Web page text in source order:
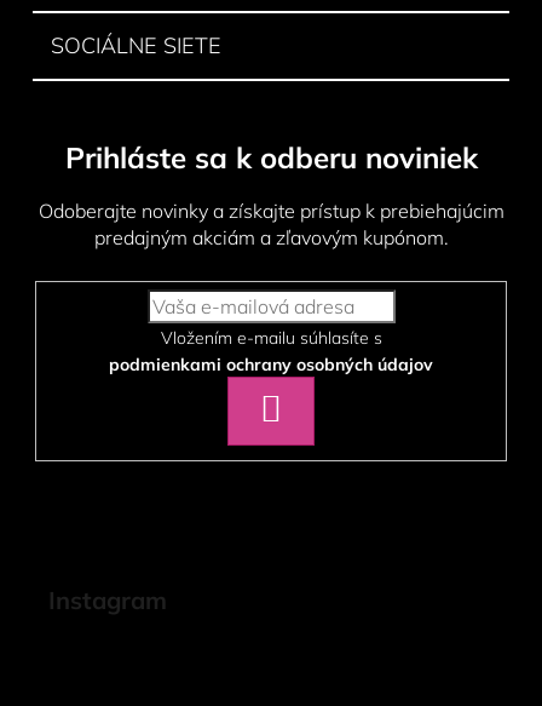
SOCIÁLNE SIETE
Prihláste sa k odberu noviniek
Odoberajte novinky a získajte prístup k prebiehajúcim
predajným akciám a zľavovým kupónom.
podmienkami ochrany osobných údajov
SA
Instagram